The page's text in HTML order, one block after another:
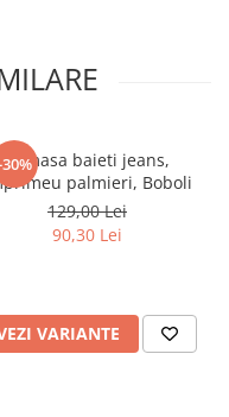
Camasa baieti jeans,
palmieri, Boboli
129,00 Lei
90,30 Lei
VARIANTE